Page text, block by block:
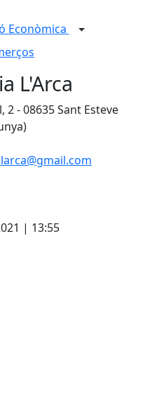
Econòmica
L'Arca
2 - 08635 Sant Esteve
| 13:55